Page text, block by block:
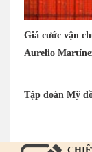
Giá cước vận
Aurelio
Tập đoàn Mỹ